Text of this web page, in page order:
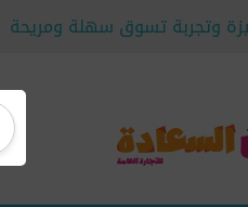
وتجربة تسوق سهلة ومريحة